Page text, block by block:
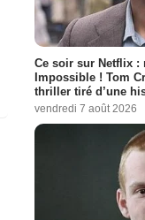
Ce soir sur Netflix :
Impossible ! Tom
thriller tiré d’une
vendredi 7 août 2026